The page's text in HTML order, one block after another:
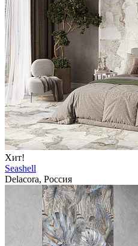
Хит!
Seashell
Delacora, Россия